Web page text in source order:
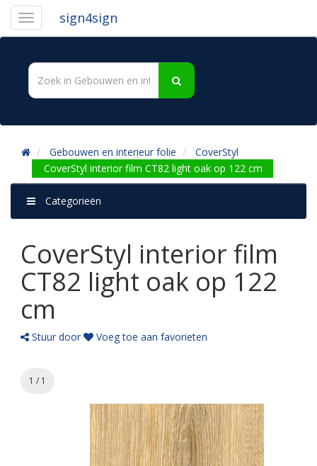
sign4sign
Gebouwen en interieur folie
CoverStyl
CoverStyl interior film CT82 light oak op 122 cm
Categorieën
CoverStyl interior film
CT82 light oak op 122
cm
Stuur door Voeg toe aan favorieten
1 / 1